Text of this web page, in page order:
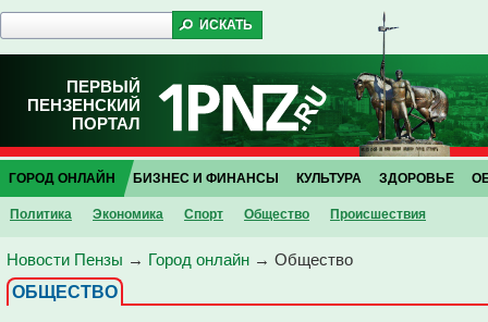
ПЕРВЫЙ
ПЕНЗЕНСКИЙ
ПОРТАЛ
ГОРОД ОНЛАЙН
Политика Экономика Спорт Общество Проиcшествия
БИЗНЕС И ФИНАНСЫ КУЛЬТУРА ЗДОРОВЬЕ
Новости Пензы → Город онлайн → Общество
ОБЩЕСТВО